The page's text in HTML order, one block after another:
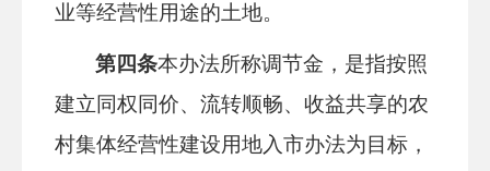
业等经营性用途的土地。
第四条本办法所称调节金，是指按照
建立同权同价、流转顺畅、收益共享的农
村集体经营性建设用地入市办法为目标，